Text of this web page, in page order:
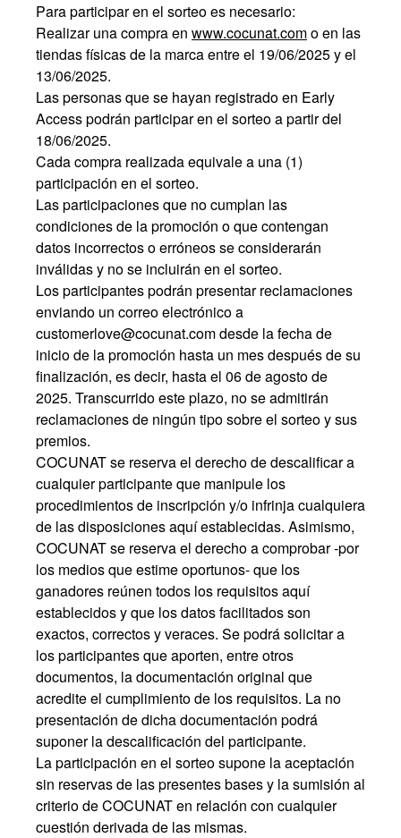
Para participar en el sorteo es necesario:
Realizar una compra en www.cocunat.como en las
tiendas físicas de la marca entre el 19/06/2025 y el
13/06/2025.
Las personas que se hayan registrado en Early
Access podrán participar en el sorteo a partir del
18/06/2025.
Cada compra realizada equivale a una (1)
participación en el sorteo.
Las participaciones que no cumplan las
condiciones de la promoción o que contengan
datos incorrectos o erróneos se considerarán
inválidas y no se incluirán en el sorteo.
Los participantes podrán presentar reclamaciones
enviando un correo electrónico a
customerlove@cocunat.comdesde la fecha de
inicio de la promoción hasta un mes después de su
finalización, es decir, hasta el 06 de agosto de
2025. Transcurrido este plazo, no se admitirán
reclamaciones de ningún tipo sobre el sorteo y sus
premios.
COCUNAT se reserva el derecho de descalificar a
cualquier participante que manipule los
procedimientos de inscripción y/o infrinja cualquiera
de las disposiciones aquí establecidas. Asimismo,
COCUNAT se reserva el derecho a comprobar -por
los medios que estime oportunos- que los
ganadores reúnen todos los requisitos aquí
establecidos y que los datos facilitados son
exactos, correctos y veraces. Se podrá solicitar a
los participantes que aporten, entre otros
documentos, la documentación original que
acredite el cumplimiento de los requisitos. La no
presentación de dicha documentación podrá
suponer la descalificación del participante.
La participación en el sorteo supone la aceptación
sin reservas de las presentes bases y la sumisión al
criterio de COCUNAT en relación con cualquier
cuestión derivada de las mismas.